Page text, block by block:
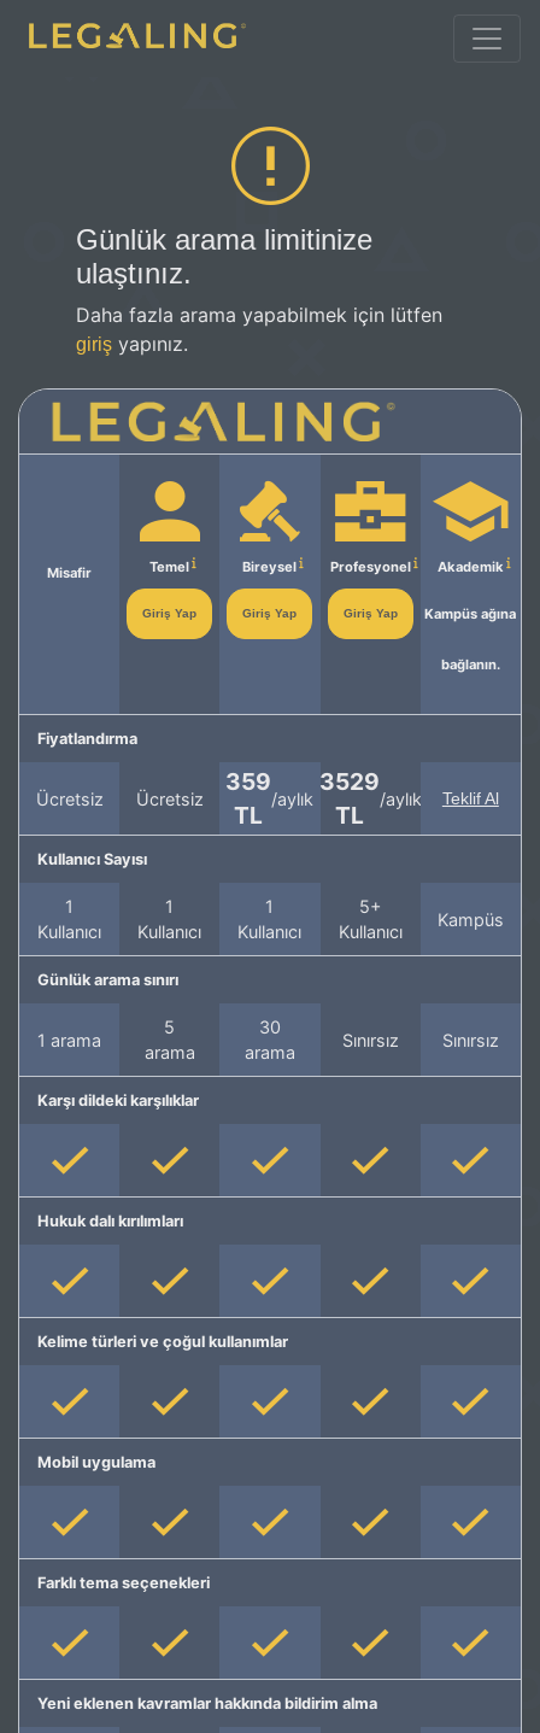
Günlük arama limitinize
ulaştınız.
Daha fazla arama yapabilmek için lütfen
giriş yapınız.
Misafir Temel
Giriş Yap
Bireysel
Giriş Yap
Profesyonel
Giriş Yap
Akademik
Kampüs ağına
bağlanın.
Fiyatlandırma
Ücretsiz Ücretsiz
359
TL
/aylık
3529
TL
/aylık Teklif Al
Kullanıcı Sayısı
1
Kullanıcı
1
Kullanıcı
1
Kullanıcı
5+
Kullanıcı
Kampüs
Günlük arama sınırı
1 arama
5
arama
30
arama
Sınırsız Sınırsız
Karşı dildeki karşılıklar
Hukuk dalı kırılımları
Kelime türleri ve çoğul kullanımlar
Mobil uygulama
Farklı tema seçenekleri
Yeni eklenen kavramlar hakkında bildirim alma